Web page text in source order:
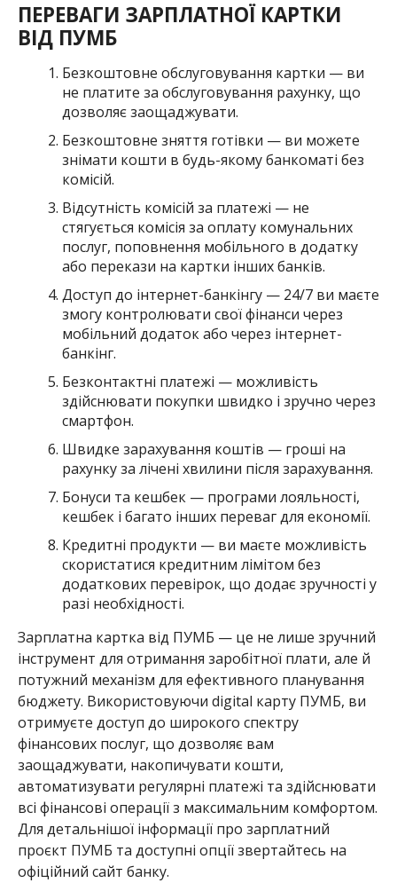
ПЕРЕВАГИ ЗАРПЛАТНОЇ КАРТКИ
ВІД ПУМБ
Безкоштовне обслуговування картки — ви
не платите за обслуговування рахунку, що
дозволяє заощаджувати.
Безкоштовне зняття готівки — ви можете
знімати кошти в будь-якому банкоматі без
комісій.
Відсутність комісій за платежі — не
стягується комісія за оплату комунальних
послуг, поповнення мобільного в додатку
або перекази на картки інших банків.
Доступ до інтернет-банкінгу — 24/7 ви маєте
змогу контролювати свої фінанси через
мобільний додаток або через інтернет-
банкінг.
Безконтактні платежі — можливість
здійснювати покупки швидко і зручно через
смартфон.
Швидке зарахування коштів — гроші на
рахунку за лічені хвилини після зарахування.
Бонуси та кешбек — програми лояльності,
кешбек і багато інших переваг для економії.
Кредитні продукти — ви маєте можливість
скористатися кредитним лімітом без
додаткових перевірок, що додає зручності у
разі необхідності.
Зарплатна картка від ПУМБ — це не лише зручний
інструмент для отримання заробітної плати, але й
потужний механізм для ефективного планування
бюджету. Використовуючи digital карту ПУМБ, ви
отримуєте доступ до широкого спектру
фінансових послуг, що дозволяє вам
заощаджувати, накопичувати кошти,
автоматизувати регулярні платежі та здійснювати
всі фінансові операції з максимальним комфортом.
Для детальнішої інформації про зарплатний
проєкт ПУМБ та доступні опції звертайтесь на
офіційний сайт банку.